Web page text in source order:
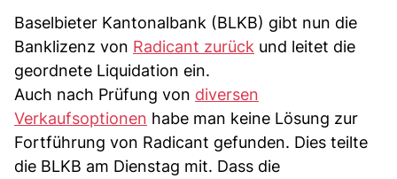
Baselbieter Kantonalbank (BLKB) gibt nun die
Banklizenz von Radicant zurück und leitet die
geordnete Liquidation ein.
Auch nach Prüfung von diversen
Verkaufsoptionen habe man keine Lösung zur
Fortführung von Radicant gefunden. Dies teilte
die BLKB am Dienstag mit. Dass die